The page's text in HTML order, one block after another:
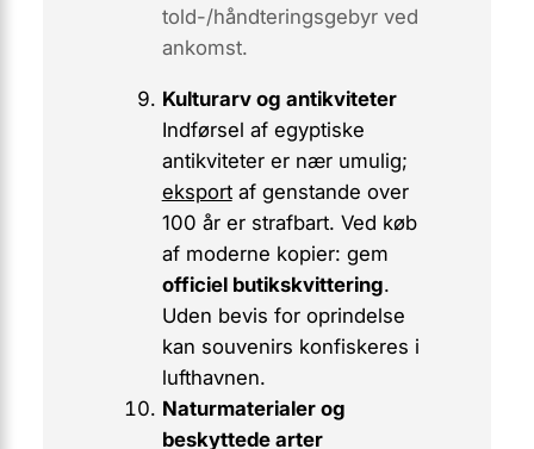
told-/håndteringsgebyr ved
ankomst.
Kulturarv og antikviteter
Indførsel af egyptiske
antikviteter er nær umulig;
eksportaf genstande over
100 år er strafbart. Ved køb
af moderne kopier: gem
officiel butikskvittering.
Uden bevis for oprindelse
kan souvenirs konfiskeres i
lufthavnen.
Naturmaterialer og
beskyttede arter